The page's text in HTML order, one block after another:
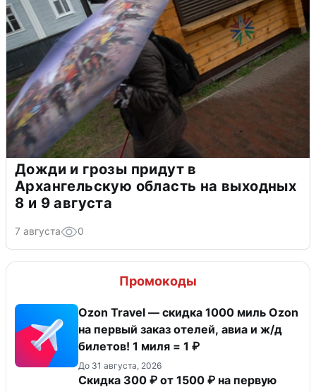
Дожди и грозы придут в
Архангельскую область на выходных
8 и 9 августа
7 августа 0
Промокоды
Ozon Travel — скидка 1000 миль Ozon
на первый заказ отелей, авиа и ж/д
билетов! 1 миля = 1 ₽
До 31 августа, 2026
Скидка 300 ₽ от 1500 ₽ на первую